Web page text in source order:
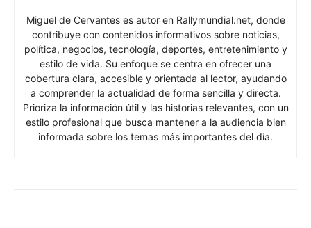
Miguel de Cervantes es autor en Rallymundial.net, donde
contribuye con contenidos informativos sobre noticias,
política, negocios, tecnología, deportes, entretenimiento y
estilo de vida. Su enfoque se centra en ofrecer una
cobertura clara, accesible y orientada al lector, ayudando
a comprender la actualidad de forma sencilla y directa.
Prioriza la información útil y las historias relevantes, con un
estilo profesional que busca mantener a la audiencia bien
informada sobre los temas más importantes del día.